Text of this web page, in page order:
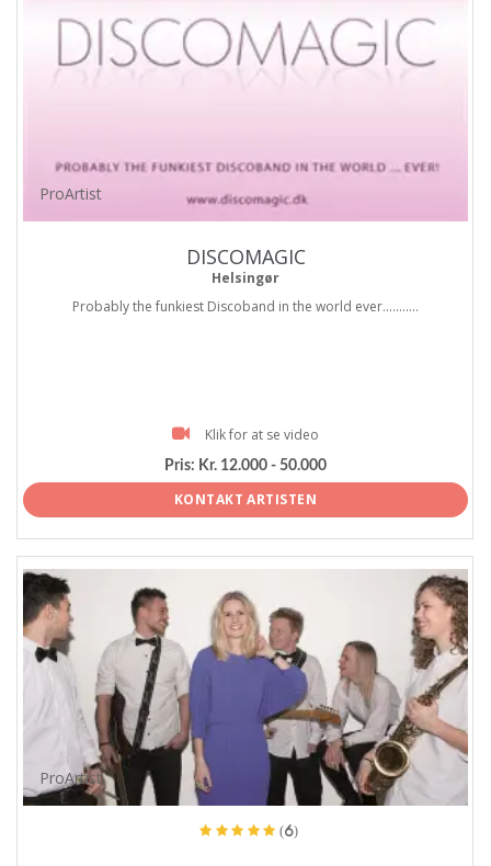
ProArtist
DISCOMAGIC
Helsingør
Probably the funkiest Discoband in the world ever...........
Klik for at se video
Pris: Kr. 12.000 - 50.000
KONTAKT ARTISTEN
ProArtist
(6)